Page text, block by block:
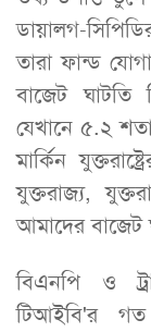
ডায়ালগ-
তারা ফান্ড
বাজেট ঘাটতি
যেখানে ৫.২
মার্কিন
যুক্তরাজ্য,
আমাদের বাজেট
বিএনপি ও
টিআইবি'র